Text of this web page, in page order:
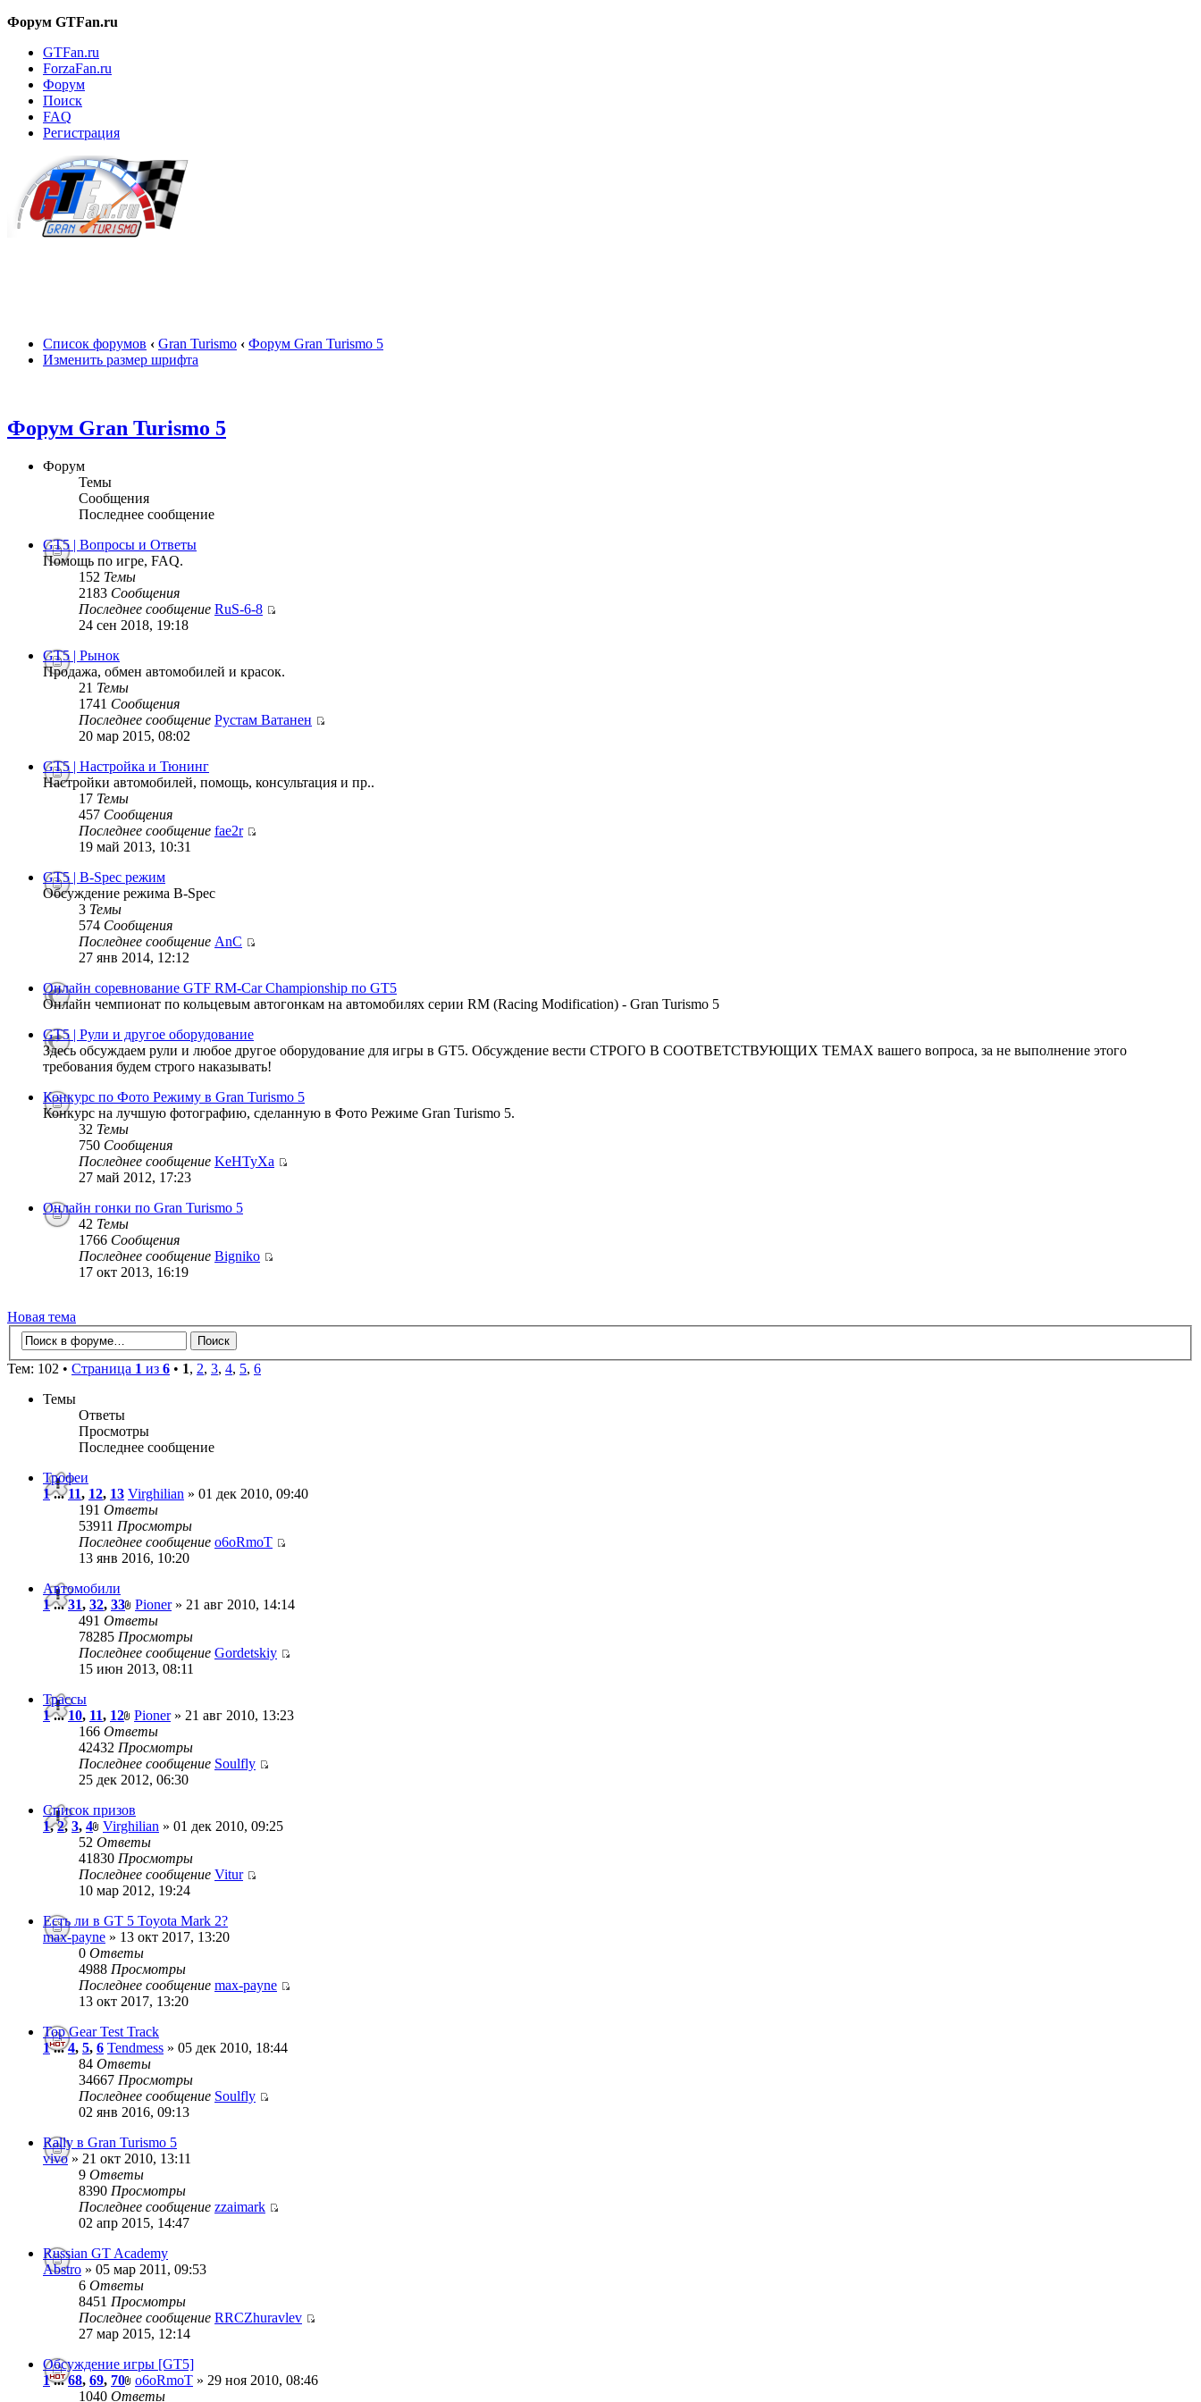
Форум GTFan.ru
GTFan.ru
ForzaFan.ru
Форум
Поиск
FAQ
Регистрация
Список форумов ‹ Gran Turismo ‹ Форум Gran Turismo 5
Изменить размер шрифта
Форум Gran Turismo 5
Форум
Темы
Сообщения
Последнее сообщение
GT5 | Вопросы и Ответы
Помощь по игре, FAQ.
152 Темы
2183 Сообщения
Последнее сообщение RuS-6-8
24 сен 2018, 19:18
GT5 | Рынок
Продажа, обмен автомобилей и красок.
21 Темы
1741 Сообщения
Последнее сообщение Рустам Ватанен
20 мар 2015, 08:02
GT5 | Настройка и Тюнинг
Настройки автомобилей, помощь, консультация и пр..
17 Темы
457 Сообщения
Последнее сообщение fae2r
19 май 2013, 10:31
GT5 | B-Spec режим
Обсуждение режима B-Spec
3 Темы
574 Сообщения
Последнее сообщение AnC
27 янв 2014, 12:12
Онлайн соревнование GTF RM-Car Championship по GT5
Онлайн чемпионат по кольцевым автогонкам на автомобилях серии RM (Racing Modification) - Gran Turismo 5
GT5 | Рули и другое оборудование
Здесь обсуждаем рули и любое другое оборудование для игры в GT5. Обсуждение вести СТРОГО В СООТВЕТСТВУЮЩИХ ТЕМАХ вашего вопроса, за не выполнение этого
требования будем строго наказывать!
Конкурс по Фото Режиму в Gran Turismo 5
Конкурс на лучшую фотографию, сделанную в Фото Режиме Gran Turismo 5.
32 Темы
750 Сообщения
Последнее сообщение KeHTyXa
27 май 2012, 17:23
Онлайн гонки по Gran Turismo 5
42 Темы
1766 Сообщения
Последнее сообщение Bigniko
17 окт 2013, 16:19
Новая тема
Тем: 102 • Страница 1 из 6 • 1, 2, 3, 4, 5, 6
Темы
Ответы
Просмотры
Последнее сообщение
Трофеи
1...11, 12, 13 Virghilian » 01 дек 2010, 09:40
191 Ответы
53911 Просмотры
Последнее сообщение o6oRmoT
13 янв 2016, 10:20
Автомобили
1...31, 32, 33 Pioner» 21 авг 2010, 14:14
491 Ответы
78285 Просмотры
Последнее сообщение Gordetskiy
15 июн 2013, 08:11
Трассы
1...10, 11, 12 Pioner» 21 авг 2010, 13:23
166 Ответы
42432 Просмотры
Последнее сообщение Soulfly
25 дек 2012, 06:30
Список призов
1,2, 3, 4 Virghilian » 01 дек 2010, 09:25
52 Ответы
41830 Просмотры
Последнее сообщение Vitur
10 мар 2012, 19:24
Есть ли в GT 5 Toyota Mark 2?
max-payne » 13 окт 2017, 13:20
0 Ответы
4988 Просмотры
Последнее сообщение max-payne
13 окт 2017, 13:20
Top Gear Test Track
1...4, 5, 6 Tendmess » 05 дек 2010, 18:44
84 Ответы
34667 Просмотры
Последнее сообщение Soulfly
02 янв 2016, 09:13
Rally в Gran Turismo 5
vivo» 21 окт 2010, 13:11
9 Ответы
8390 Просмотры
Последнее сообщение zzaimark
02 апр 2015, 14:47
Russian GT Academy
Abstro » 05 мар 2011, 09:53
6 Ответы
8451 Просмотры
Последнее сообщение RRCZhuravlev
27 мар 2015, 12:14
Обсуждение игры [GT5]
1...68, 69, 70 o6oRmoT » 29 ноя 2010, 08:46
1040 Ответы